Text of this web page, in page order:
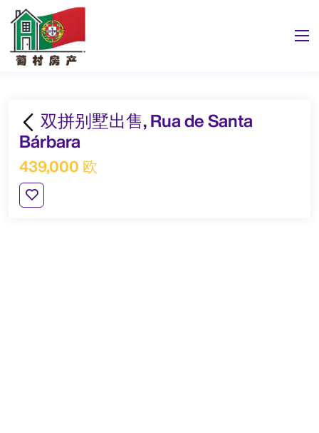
双拼别墅出售, Rua de Santa
Bárbara
439,000 欧